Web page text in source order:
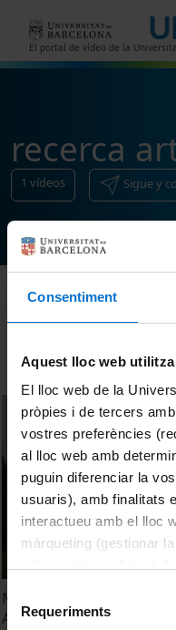
Consentiment
Aquest lloc web utilitza
El lloc web de la
pròpies i de tercers
vostres preferències
al lloc web amb
puguin diferenciar la
usuaris), amb finalitats
interactueu amb el lloc
màrqueting (gestionar
consultar laPolítica de
de Requeriments
El portal de vídeo de la
recerca
1 vídeos Sigue y
Ordenar
Màster en Producció i
Arts (UB)